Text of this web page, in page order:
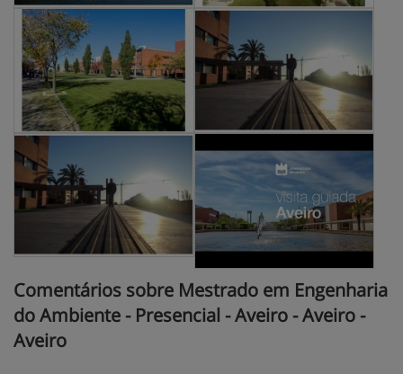
Comentários sobre Mestrado em Engenharia
do Ambiente - Presencial - Aveiro - Aveiro -
Aveiro